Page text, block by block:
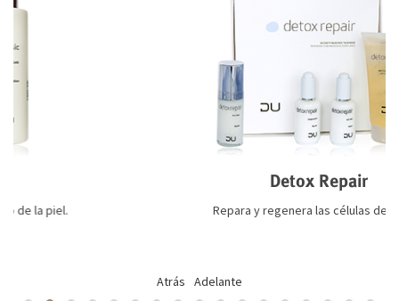
Detox Repair
Repara y regenera las células de tu piel.
Atrás Adelante